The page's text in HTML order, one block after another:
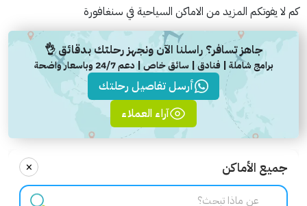
كم لا يفوتكم المزيد من الاماكن السياحية في سنغافورة
جاهز تسافر؟ راسلنا الآن ونجهز رحلتك بدقائق 👌
برامج شاملة | فنادق | سائق خاص | دعم 24/7 وباسعار واضحة
أرسل تفاصيل رحلتك
آراء العملاء
جميع الأماكن ×